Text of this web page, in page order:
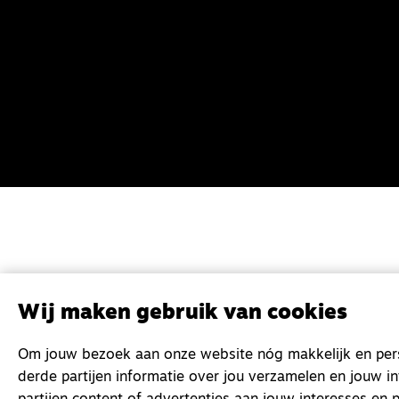
Wij maken gebruik van cookies
Om jouw bezoek aan onze website nóg makkelijk en
derde partijen informatie over jou verzamelen en jouw